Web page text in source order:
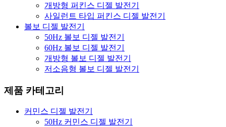
개방형 퍼킨스 디젤 발전기
사일런트 타입 퍼킨스 디젤 발전기
볼보 디젤 발전기
50Hz 볼보 디젤 발전기
60Hz 볼보 디젤 발전기
개방형 볼보 디젤 발전기
저소음형 볼보 디젤 발전기
제품 카테고리
커민스 디젤 발전기
50Hz 커민스 디젤 발전기